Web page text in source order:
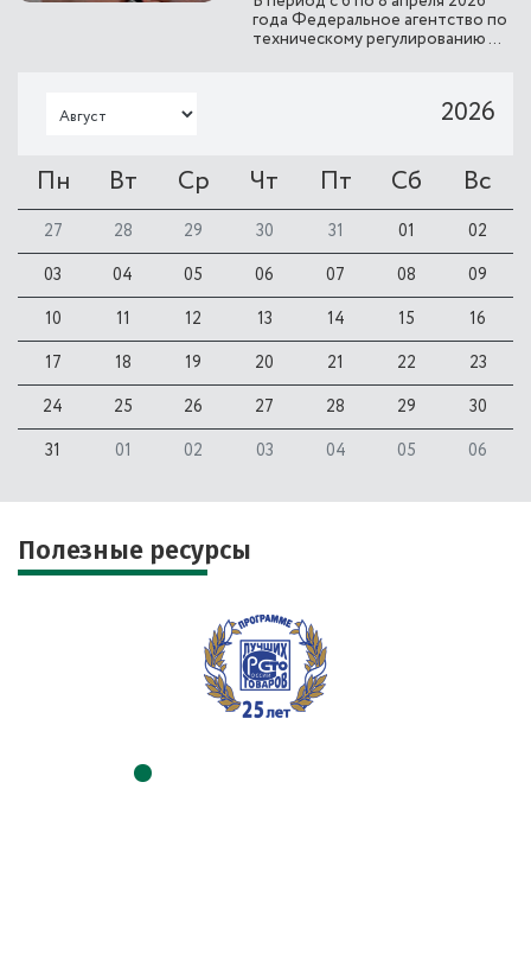
года Федеральное агентство по
техническому регулированию ...
2026
Пн
Вт Ср Чт Пт Сб Вс
27 28 29 30 31 01
02
03
04 05 06 07 08
09
10
11 12 13 14 15
16
17
18 19 20 21 22
23
24
25 26 27 28 29
30
31
01 02 03 04 05 06
Полезные ресурсы